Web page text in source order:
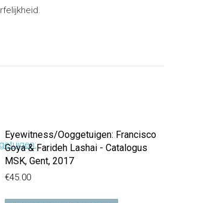
Eyewitness/Ooggetuigen: Francisco
Goya & Farideh Lashai - Catalogus
MSK, Gent, 2017
€45.00